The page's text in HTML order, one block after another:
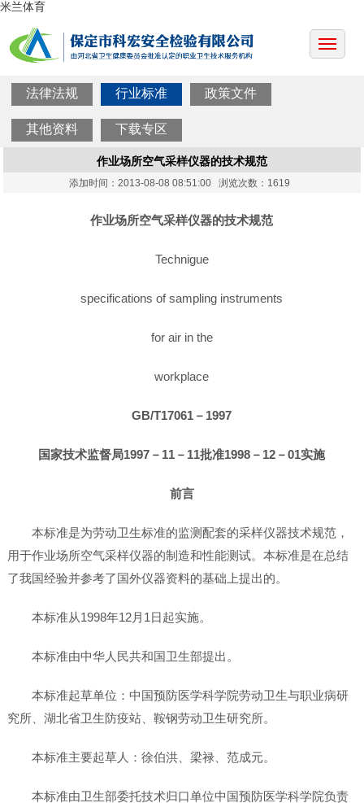
米兰体育
法律法规 行业标准 政策文件
其他资料 下载专区
作业场所空气采样仪器的技术规范
添加时间：2013-08-08 08:51:00 浏览次数：1619
作业场所空气采样仪器的技术规范
Technigue
specifications of sampling instruments
for air in the
workplace
GB/T17061－1997
国家技术监督局1997－11－11批准1998－12－01实施
前言
本标准是为劳动卫生标准的监测配套的采样仪器技术规范，
用于作业场所空气采样仪器的制造和性能测试。本标准是在总结
了我国经验并参考了国外仪器资料的基础上提出的。
本标准从1998年12月1日起实施。
本标准由中华人民共和国卫生部提出。
本标准起草单位：中国预防医学科学院劳动卫生与职业病研
究所、湖北省卫生防疫站、鞍钢劳动卫生研究所。
本标准主要起草人：徐伯洪、梁禄、范成元。
本标准由卫生部委托技术归口单位中国预防医学科学院负责